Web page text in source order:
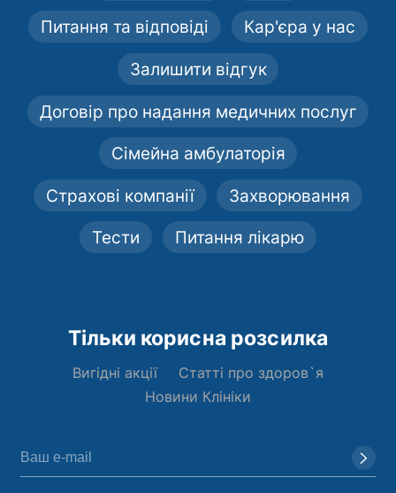
Питання та відповіді Кар'єра у нас
Залишити відгук
Договір про надання медичних послуг
Сімейна амбулаторія
Страхові компанії Захворювання
Тести Питання лікарю
Тільки корисна розсилка
Вигідні акції
Статті про здоров`я
Новини Клініки